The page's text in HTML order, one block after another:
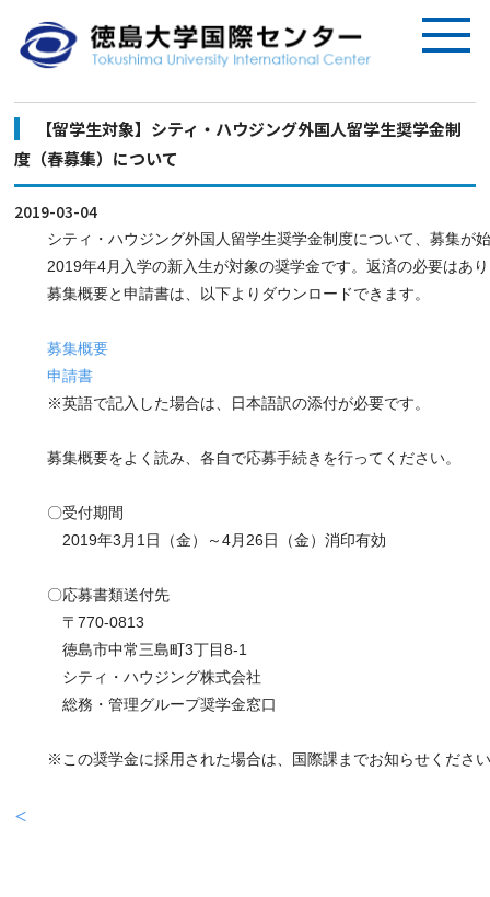
【留学生対象】シティ・ハウジング外国人留学生奨学金制
度（春募集）について
2019-03-04
シティ・ハウジング外国人留学生奨学金制度について、募集が
2019年4月入学の新入生が対象の奨学金です。返済の必要はあ
募集概要と申請書は、以下よりダウンロードできます。
募集概要
申請書
※英語で記入した場合は、日本語訳の添付が必要です。
募集概要をよく読み、各自で応募手続きを行ってください。
〇受付期間
2019年3月1日（金）～4月26日（金）消印有効
〇応募書類送付先
〒770-0813
徳島市中常三島町3丁目8-1
シティ・ハウジング株式会社
総務・管理グループ奨学金窓口
※この奨学金に採用された場合は、国際課までお知らせくださ
＜